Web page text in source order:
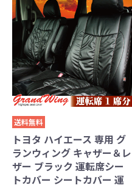
送料無料
トヨタ ハイエース 専用 グ
ランウィング キャザー＆レ
ザー ブラック 運転席シー
トカバー シートカバー 運